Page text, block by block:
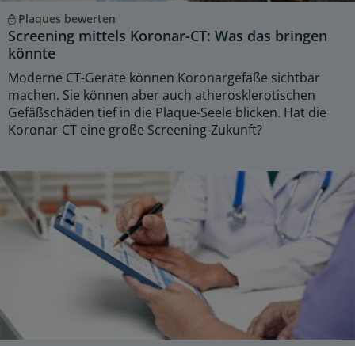
Plaques bewerten
Screening mittels Koronar-CT: Was das bringen
könnte
Moderne CT-Geräte können Koronargefäße sichtbar
machen. Sie können aber auch atherosklerotischen
Gefäßschäden tief in die Plaque-Seele blicken. Hat die
Koronar-CT eine große Screening-Zukunft?